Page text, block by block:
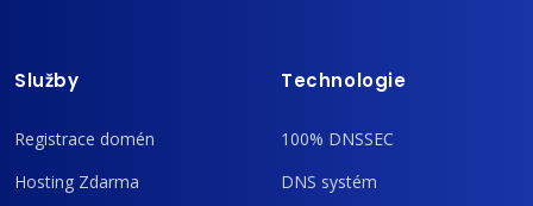
Služby
Registrace domén
Hosting Zdarma
Technologie
100% DNSSEC
DNS systém